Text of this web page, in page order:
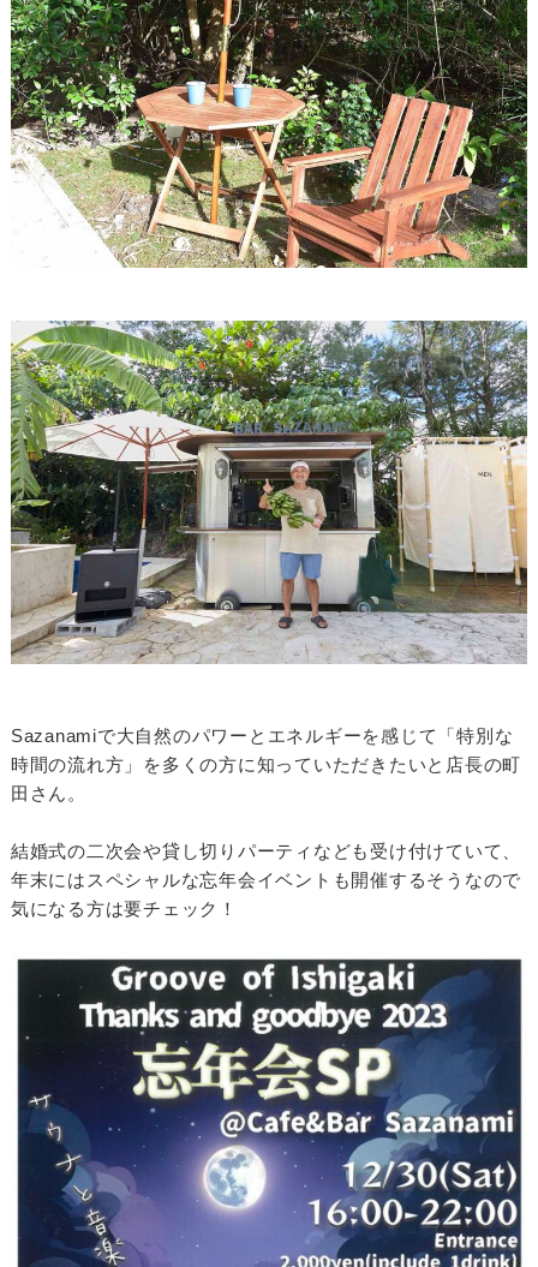
Sazanamiで大自然のパワーとエネルギーを感じて「特別な
時間の流れ方」を多くの方に知っていただきたいと店長の町
田さん。
結婚式の二次会や貸し切りパーティなども受け付けていて、
年末にはスペシャルな忘年会イベントも開催するそうなので
気になる方は要チェック！